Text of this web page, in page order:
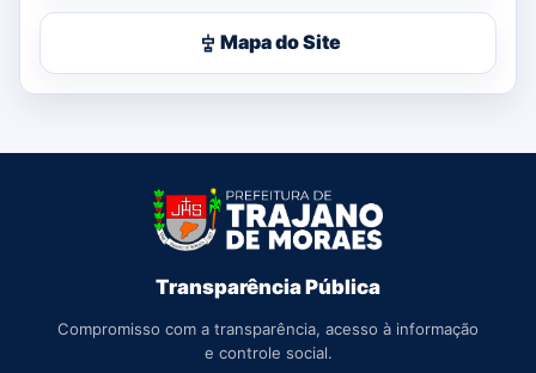
Mapa do Site
Transparência Pública
Compromisso com a transparência, acesso à informação
e controle social.